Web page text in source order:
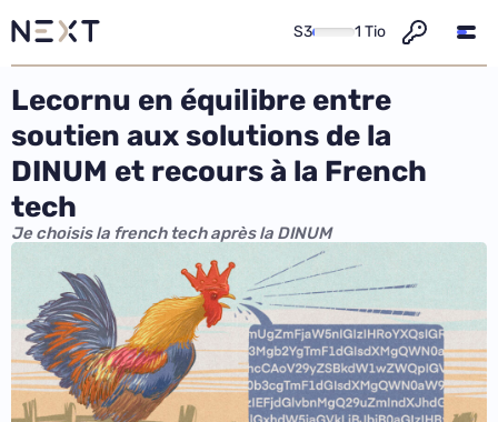
S3 1 Tio
Lecornu en équilibre entre
soutien aux solutions de la
DINUM et recours à la French
tech
Je choisis la french tech après la DINUM